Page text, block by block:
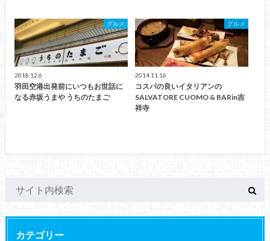
グルメ
2018.12.6
羽田空港出発前にいつもお世話に
なる赤坂うまや うちのたまご
グルメ
2014.11.16
コスパの良いイタリアンの
SALVATORE CUOMO & BARin吉
祥寺
カテゴリー